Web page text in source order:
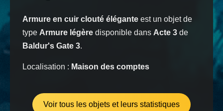
Armure en cuir clouté élégante est un objet de
type Armure légère disponible dans Acte 3 de
Baldur's Gate 3.
Localisation : Maison des comptes
Voir tous les objets et leurs statistiques